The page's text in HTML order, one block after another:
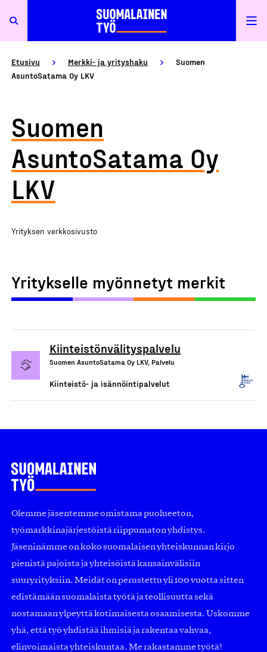
Etusivu Merkki- ja yrityshaku
Suomen
AsuntoSatama Oy LKV
Suomen
AsuntoSatama Oy
LKV
Yrityksen verkkosivusto
Yritykselle myönnetyt merkit
Kiinteistönvälityspalvelu
Suomen AsuntoSatama Oy LKV, Palvelu
Kiinteistö- ja isännöintipalvelut
Olemme jäsentemme omistama puolueeton,
työmarkkinajärjestöistä riippumaton yhdistys.
Jäseninämme on koko suomalaisen yhteiskunnan kirjo
pienistä pajoista ja yhteisöistä kansainvälisiin
suuryrityksiin. Meidät on perustettu yli 100 vuotta sitten
edistämään suomalaista työtä ja teollisuutta sekä
nostamaan ylpeyttä kotimaisesta osaamisesta. Uskomme
yhä, että työ yhdistää ihmisiä ja rakentaa vahvaa,
elinvoimaista yhteiskuntaa. Me rakastamme työtä!